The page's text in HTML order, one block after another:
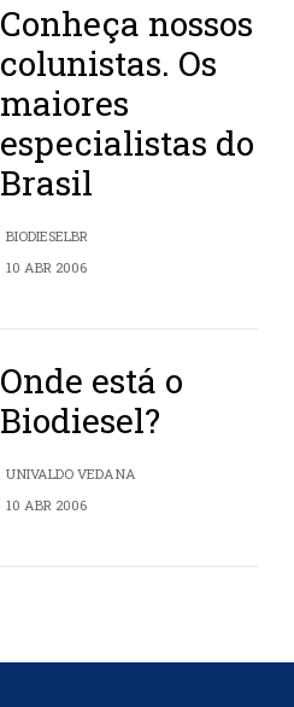
Conheça nossos
colunistas. Os
maiores
especialistas do
Brasil
BIODIESELBR
10 ABR 2006
Onde está o
Biodiesel?
UNIVALDO VEDANA
10 ABR 2006